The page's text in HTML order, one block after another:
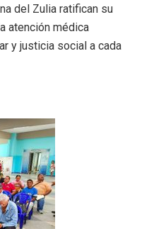
del Zulia ratifican su
atención médica
y justicia social a cada